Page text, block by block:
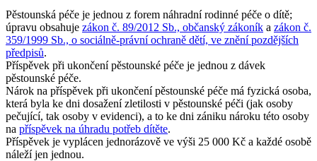
Pěstounská péče je jednou z forem náhradní rodinné péče o dítě;
úpravu obsahuje zákon č. 89/2012 Sb., občanský zákoník a zákon č.
359/1999 Sb., o sociálně-právní ochraně dětí, ve znění pozdějších
předpisů.
Příspěvek při ukončení pěstounské péče je jednou z dávek
pěstounské péče.
Nárok na příspěvek při ukončení pěstounské péče má fyzická osoba,
která byla ke dni dosažení zletilosti v pěstounské péči (jak osoby
pečující, tak osoby v evidenci), a to ke dni zániku nároku této osoby
na příspěvek na úhradu potřeb dítěte.
Příspěvek je vyplácen jednorázově ve výši 25 000 Kč a každé osobě
náleží jen jednou.